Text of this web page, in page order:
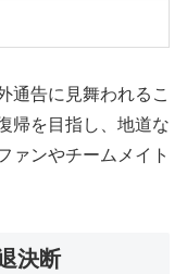
通告に見舞われるこ
帰を目指し、地道な
ァンやチームメイト
決断